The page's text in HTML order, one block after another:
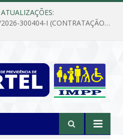
Dispensa de Licitação Nº 7/2026-300404-I (CONTRATAÇÃO DE EMPRESA PARA MANUTENÇÃO E REPARAÇÃO DE APARELHOS DE AR CONDICIONADO, EM ATENDIMENTO ÀS NECESSIDADES DO INSTITUTO DE PREVIDÊNCIA MUNICIPAL DE PORTEL/PA)